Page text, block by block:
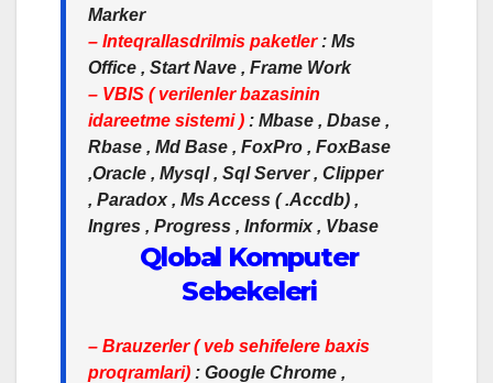
Marker
– Inteqrallasdrilmis paketler: Ms
Office , Start Nave , Frame Work
– VBIS ( verilenler bazasinin
idareetme sistemi ) : Mbase , Dbase ,
Rbase , Md Base , FoxPro , FoxBase
,Oracle , Mysql , Sql Server , Clipper
, Paradox , Ms Access ( .Accdb) ,
Ingres , Progress , Informix , Vbase
Qlobal Komputer
Sebekeleri
– Brauzerler ( veb sehifelere baxis
proqramlari) : Google Chrome ,